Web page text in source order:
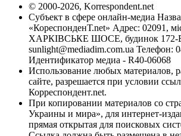
© 2000-2026, Korrespondent.net
Субъект в сфере онлайн-медиа
«КореспонденТ.net» Адрес: 02091,
ХАРКІВСЬКЕ ШОСЕ, будинок 172-Б,
sunlight@mediadim.com.ua Телефон:
Идентификатор медиа - R40-06068
Использование любых материалов,
сайте, разрешается при условии
Корреспондент.net.
При копировании материалов со
Украины и мира», для интернет-
прямая открытая для поисковых